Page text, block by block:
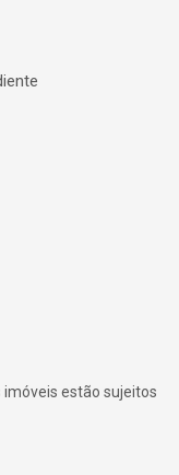
imóveis estão sujeitos